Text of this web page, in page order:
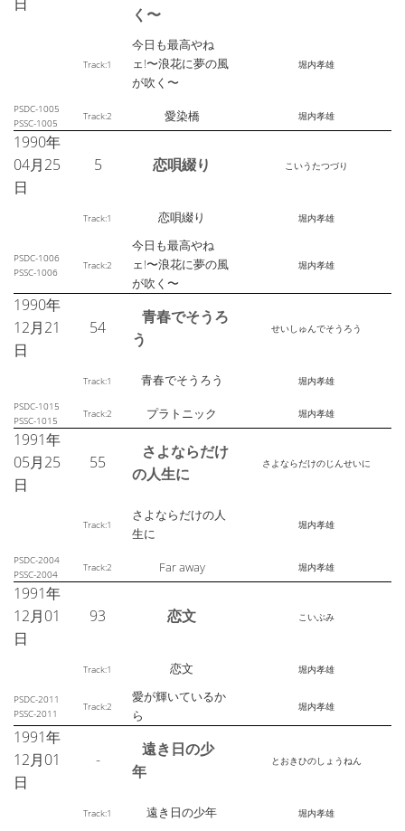
く〜
Track:1
今日も最高やね
ェ!〜浪花に夢の風
が吹く〜
堀内孝雄
PSDC-1005
PSSC-1005
Track:2 愛染橋 堀内孝雄
1990年
04月25
日
5 恋唄綴り こいうたつづり
Track:1 恋唄綴り 堀内孝雄
PSDC-1006
PSSC-1006
Track:2
今日も最高やね
ェ!〜浪花に夢の風
が吹く〜
堀内孝雄
1990年
12月21
日
54
青春でそうろ
う
せいしゅんでそうろう
Track:1 青春でそうろう 堀内孝雄
PSDC-1015
PSSC-1015
Track:2 プラトニック 堀内孝雄
1991年
05月25
日
55
さよならだけ
の人生に
さよならだけのじんせいに
Track:1
さよならだけの人
生に
堀内孝雄
PSDC-2004
PSSC-2004
Track:2 Far away 堀内孝雄
1991年
12月01
日
93 恋文 こいぶみ
Track:1 恋文 堀内孝雄
PSDC-2011
PSSC-2011
Track:2
愛が輝いているか
ら
堀内孝雄
1991年
12月01
日
-
遠き日の少
年
とおきひのしょうねん
Track:1 遠き日の少年 堀内孝雄